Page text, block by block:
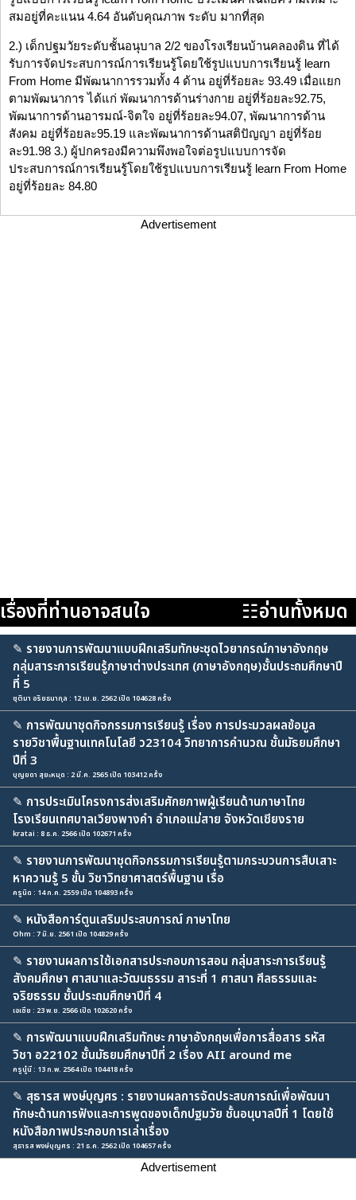
สมอยู่ที่คะแนน 4.64 อันดับคุณภาพ ระดับ มากที่สุด
2.) เด็กปฐมวัยระดับชั้นอนุบาล 2/2 ของโรงเรียนบ้านคลองดิน ที่ได้
รับการจัดประสบการณ์การเรียนรู้โดยใช้รูปแบบการเรียนรู้ learn
From Home มีพัฒนาการรวมทั้ง 4 ด้าน อยู่ที่ร้อยละ 93.49 เมื่อแยก
ตามพัฒนาการ ได้แก่ พัฒนาการด้านร่างกาย อยู่ที่ร้อยละ92.75,
พัฒนาการด้านอารมณ์-จิตใจ อยู่ที่ร้อยละ94.07, พัฒนาการด้าน
สังคม อยู่ที่ร้อยละ95.19 และพัฒนาการด้านสติปัญญา อยู่ที่ร้อย
ละ91.98 3.) ผู้ปกครองมีความพึงพอใจต่อรูปแบบการจัด
ประสบการณ์การเรียนรู้โดยใช้รูปแบบการเรียนรู้ learn From Home
อยู่ที่ร้อยละ 84.80
Advertisement
เรื่องที่ท่านอาจสนใจ ☷อ่านทั้งหมด
✎ รายงานการพัฒนาแบบฝึกเสริมทักษะชุดไวยากรณ์ภาษาอังกฤษ
กลุ่มสาระการเรียนรู้ภาษาต่างประเทศ (ภาษาอังกฤษ)ชั้นประถมศึกษาปี
ที่ 5
ชุติมา อริยธนากุล : 12 เม.ย. 2562 เปิด 104628 ครั้ง
✎ การพัฒนาชุดกิจกรรมการเรียนรู้ เรื่อง การประมวลผลข้อมูล
รายวิชาพื้นฐานเทคโนโลยี ว23104 วิทยาการคำนวณ ชั้นมัธยมศึกษา
ปีที่ 3
บุญยดา สุยะหมุด : 2 มี.ค. 2565 เปิด 103412 ครั้ง
✎ การประเมินโครงการส่งเสริมศักยภาพผู้เรียนด้านภาษาไทย
โรงเรียนเทศบาลเวียงพางคำ อำเภอแม่สาย จังหวัดเชียงราย
kratai : 8 ธ.ค. 2566 เปิด 102671 ครั้ง
✎ รายงานการพัฒนาชุดกิจกรรมการเรียนรู้ตามกระบวนการสืบเสาะ
หาความรู้ 5 ขั้น วิชาวิทยาศาสตร์พื้นฐาน เรื่อ
ครูนิด : 14 ก.ค. 2559 เปิด 104893 ครั้ง
✎ หนังสือการ์ตูนเสริมประสบการณ์ ภาษาไทย
Ohm : 7 มิ.ย. 2561 เปิด 104829 ครั้ง
✎ รายงานผลการใช้เอกสารประกอบการสอน กลุ่มสาระการเรียนรู้
สังคมศึกษา ศาสนาและวัฒนธรรม สาระที่ 1 ศาสนา ศีลธรรมและ
จริยธรรม ชั้นประถมศึกษาปีที่ 4
เอเซีย : 23 พ.ย. 2566 เปิด 102620 ครั้ง
✎ การพัฒนาแบบฝึกเสริมทักษะ ภาษาอังกฤษเพื่อการสื่อสาร รหัส
วิชา อ22102 ชั้นมัธยมศึกษาปีที่ 2 เรื่อง AII around me
ครูนู๋นี : 13 ก.พ. 2564 เปิด 104418 ครั้ง
✎ สุธารส พงษ์บุญศร : รายงานผลการจัดประสบการณ์เพื่อพัฒนา
ทักษะด้านการฟังและการพูดของเด็กปฐมวัย ชั้นอนุบาลปีที่ 1 โดยใช้
หนังสือภาพประกอบการเล่าเรื่อง
สุธารส พงษ์บุญศร : 21 ธ.ค. 2562 เปิด 104657 ครั้ง
Advertisement